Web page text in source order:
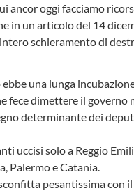
ancor oggi facciamo
in un articolo del 14
schieramento di
una lunga
fece dimettere il
determinante dei
uccisi solo a Reggio
Palermo e Catania.
pesantissima con